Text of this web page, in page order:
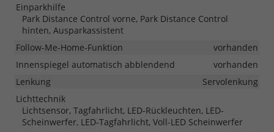
Einparkhilfe
Park Distance Control vorne, Park Distance Control
hinten, Ausparkassistent
Follow-Me-Home-Funktion
vorhanden
Innenspiegel automatisch abblendend
vorhanden
Lenkung
Servolenkung
Lichttechnik
Lichtsensor, Tagfahrlicht, LED-Rückleuchten, LED-
Scheinwerfer, LED-Tagfahrlicht, Voll-LED Scheinwerfer